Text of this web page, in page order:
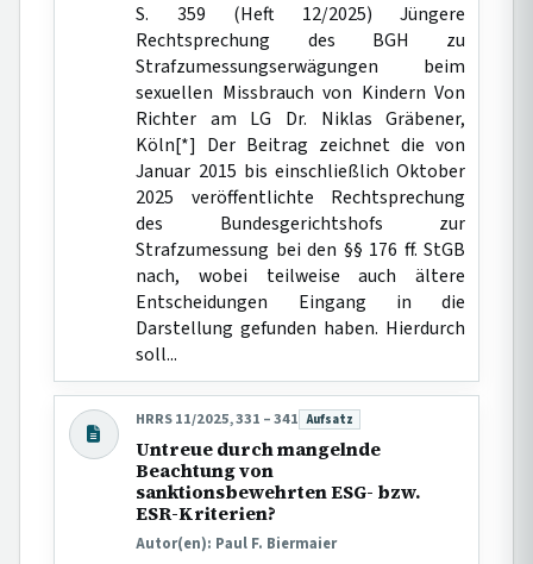
S. 359 (Heft 12/2025) Jüngere
Rechtsprechung des BGH zu
Strafzumessungserwägungen beim
sexuellen Missbrauch von Kindern Von
Richter am LG Dr. Niklas Gräbener,
Köln[*] Der Beitrag zeichnet die von
Januar 2015 bis einschließlich Oktober
2025 veröffentlichte Rechtsprechung
des Bundesgerichtshofs zur
Strafzumessung bei den §§ 176 ff. StGB
nach, wobei teilweise auch ältere
Entscheidungen Eingang in die
Darstellung gefunden haben. Hierdurch
soll...
HRRS 11/2025, 331 – 341 Beitragsart:
Aufsatz
Untreue durch mangelnde
Beachtung von
sanktionsbewehrten ESG- bzw.
ESR-Kriterien?
Autor(en): Paul F. Biermaier